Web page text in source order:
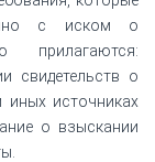
с иском о
прилагаются:
свидетельств о
иных источниках
о взыскании